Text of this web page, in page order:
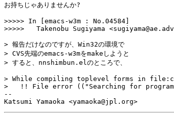
お持ちじゃありませんか?
>>>>> In [emacs-w3m : No.04584]
>>>>>	Takenobu Sugiyama <sugiyama@ae.advantest.co.jp> wrote:
> 報告だけなのですが、Win32の環境で
> CVS先端のemacs-w3mをmakeしようと
> すると、nnshimbun.elのところで、
> While compiling toplevel forms in file:c:/
>   !! File error (("Searching for
--